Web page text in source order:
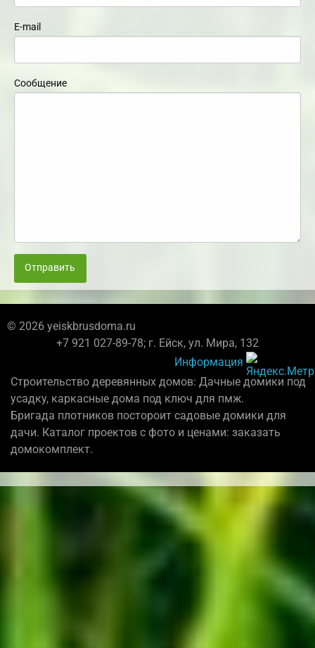
E-mail
Сообщение
Отправить
© 2026 yeiskbrusdoma.ru
+7 921 027-89-78; г. Ейск, ул. Мира, 132
Информация
Строительство деревянных домов: Дачные домики под
усадку, каркасные дома под ключ для пмж.
Бригада плотников постороит садовые домики для
дачи. Каталог проектов с фото и ценами: заказать
домокомплект.